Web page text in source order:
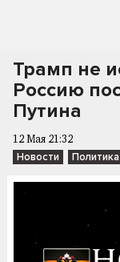
Трамп не
Россию
Путина
12 Мая 21:32
Новости Политика